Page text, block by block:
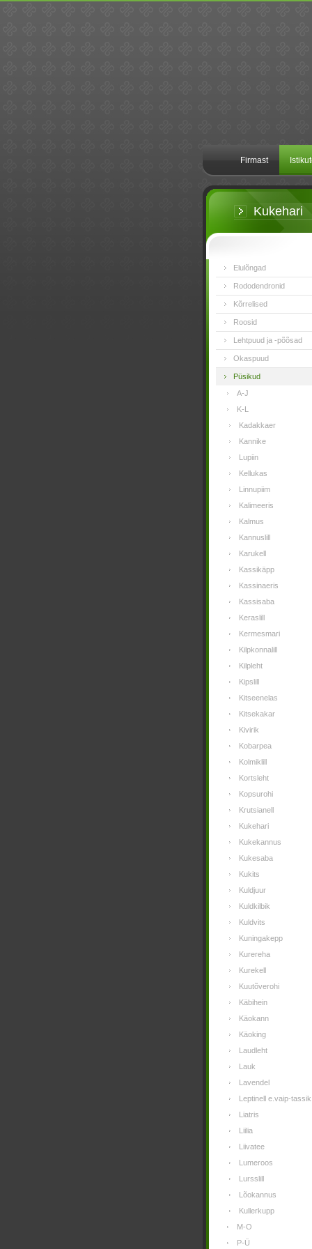
Firmast
Kukehari
Elulõngad
Rododendronid
Kõrrelised
Roosid
Lehtpuud ja -põõsad
Okaspuud
Püsikud
A-J
K-L
Kadakkaer
Kannike
Lupiin
Kellukas
Linnupiim
Kalimeeris
Kalmus
Kannuslill
Karukell
Kassikäpp
Kassinaeris
Kassisaba
Keraslill
Kermesmari
Kilpkonnalill
Kilpleht
Kipslill
Kitseenelas
Kitsekakar
Kivirik
Kobarpea
Kolmiklill
Kortsleht
Kopsurohi
Krutsianell
Kukehari
Kukekannus
Kukesaba
Kukits
Kuldjuur
Kuldkilbik
Kuldvits
Kuningakepp
Kurereha
Kurekell
Kuutõverohi
Käbihein
Käokann
Käoking
Laudleht
Lauk
Lavendel
Leptinell e.vaip-tassik
Liatris
Liilia
Liivatee
Lumeroos
Lursslill
Lõokannus
Kullerkupp
M-O
P-Ü